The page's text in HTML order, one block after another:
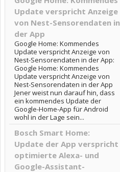
Update verspricht Anzeige
von Nest-Sensorendaten in
der App
Google Home: Kommendes
Update verspricht Anzeige von
Nest-Sensorendaten in der App:
Google Home: Kommendes
Update verspricht Anzeige von
Nest-Sensorendaten in der App
Jener weist nun darauf hin, dass
ein kommendes Update der
Google-Home-App für Android
wohl in der Lage sein...
Bosch Smart Home:
Update der App verspricht
optimierte Alexa- und
Google-Assistant-